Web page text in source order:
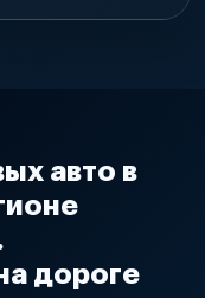
авто в
дороге